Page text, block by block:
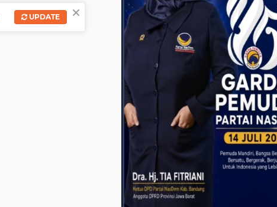
×
UPDATE